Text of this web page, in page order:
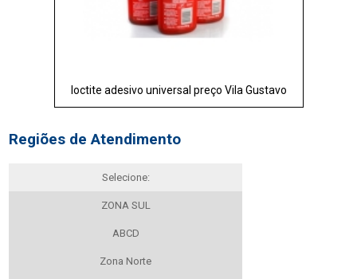
loctite adesivo universal preço Vila Gustavo
Regiões de Atendimento
Selecione:
ZONA SUL
ABCD
Zona Norte